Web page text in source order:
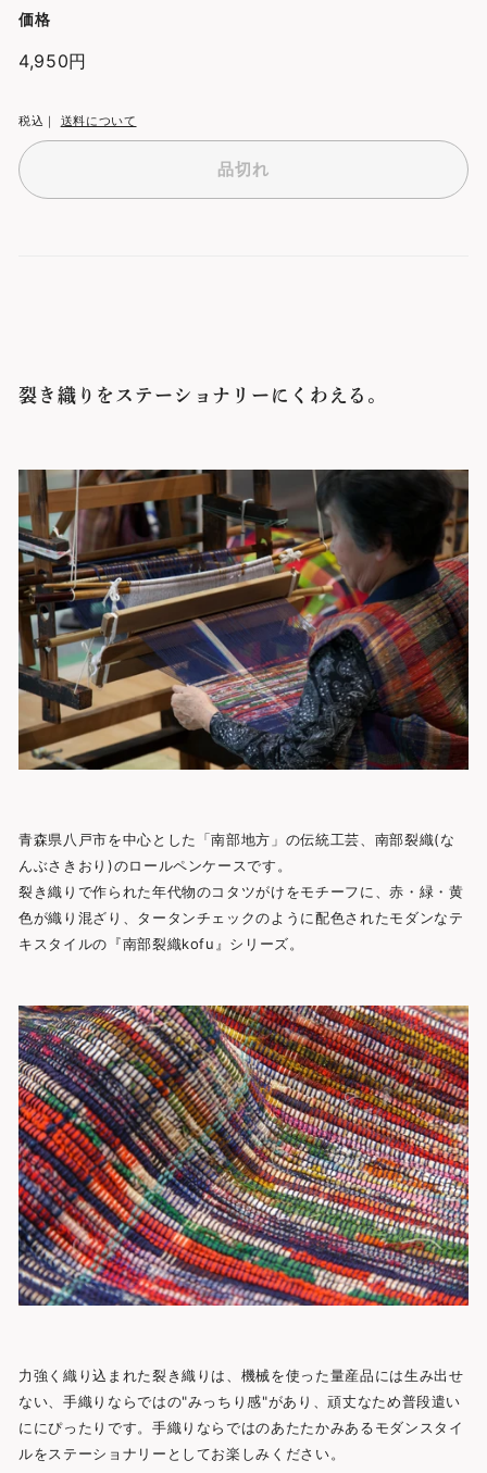
価格
通
4,950円
税込｜ 送料について
品切れ
裂き織りをステーショナリーにくわえる。
青森県八戸市を中心とした「南部地方」の伝統工芸、南部裂織(な
んぶさきおり)のロールペンケースです。
裂き織りで作られた年代物のコタツがけをモチーフに、赤・緑・黄
色が織り混ざり、タータンチェックのように配色されたモダンなテ
キスタイルの『南部裂織kofu』シリーズ。
力強く織り込まれた裂き織りは、機械を使った量産品には生み出せ
ない、手織りならではの"みっちり感"があり、頑丈なため普段遣い
ににぴったりです。手織りならではのあたたかみあるモダンスタイ
ルをステーショナリーとしてお楽しみください。